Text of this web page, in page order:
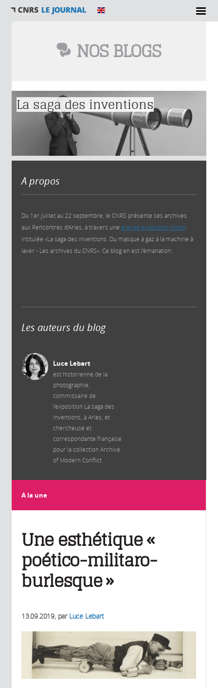
NOS BLOGS
Vous êtes ici
La saga des inventions
A propos
Du 1er juillet au 22 septembre, le CNRS présente ses archives
aux Rencontres d’Arles, à travers une grande exposition photo
intitulée «La saga des inventions. Du masque à gaz à la machine à
laver - Les archives du CNRS». Ce blog en est l'émanation.
Les auteurs du blog
Luce Lebart
est historienne de la
photographie,
commissaire de
l’exposition La saga des
inventions, à Arles, et
chercheuse et
correspondante française
pour la collection Archive
of Modern Conflict.
A la une
Une esthétique «
poético-militaro-
burlesque »
13.09.2019, par Luce Lebart